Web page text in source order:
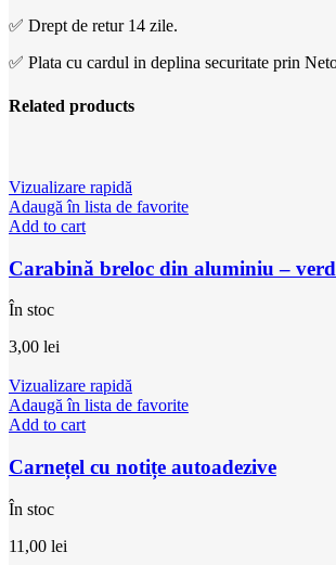
✅ Drept de retur 14 zile.
✅ Plata cu cardul in deplina securitate prin
Related products
Vizualizare rapidă
Adaugă în lista de favorite
Add to cart
Carabină breloc din aluminiu –
În stoc
3,00 lei
Vizualizare rapidă
Adaugă în lista de favorite
Add to cart
Carnețel cu notițe autoadezive
În stoc
11,00 lei